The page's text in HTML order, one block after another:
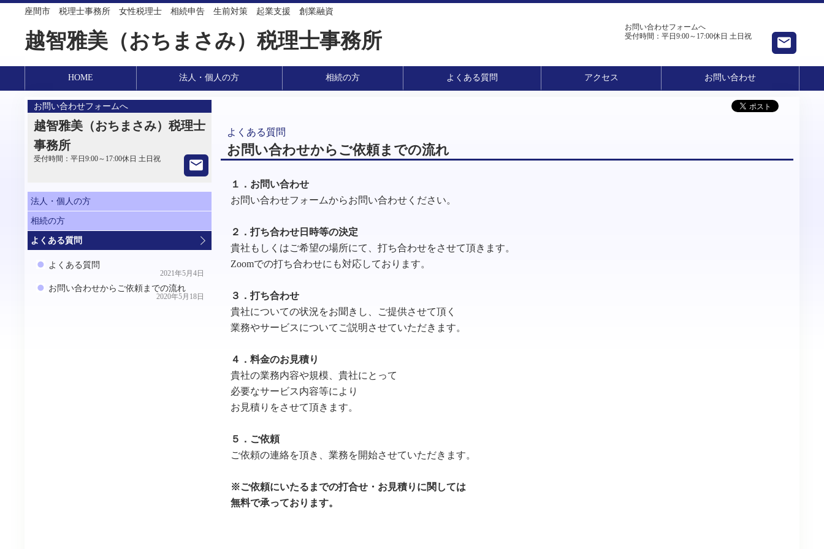
座間市 税理士事務所 女性税理士 相続申告 生前対策 起業支援 創業融資
越智雅美（おちまさみ）税理士事務所
お問い合わせフォームへ
受付時間： 平日9:00～17:00休日 土日祝
HOME 法人・個人の方 相続の方 よくある質問 アクセス お問い合わせ
よくある質問
お問い合わせからご依頼までの流れ
１．お問い合わせ
お問い合わせフォームからお問い合わせください。
２．打ち合わせ日時等の決定
貴社もしくはご希望の場所にて、打ち合わせをさせて頂きます。
Zoomでの打ち合わせにも対応しております。
３．打ち合わせ
貴社についての状況をお聞きし、ご提供させて頂く
業務やサービスについてご説明させていただきます。
４．料金のお見積り
貴社の業務内容や規模、貴社にとって
必要なサービス内容等により
お見積りをさせて頂きます。
５．ご依頼
ご依頼の連絡を頂き、業務を開始させていただきます。
※ご依頼にいたるまでの打合せ・お見積りに関しては
無料で承っております。
お問い合わせフォームへ
越智雅美（おちまさみ）税理士
事務所
受付時間： 平日9:00～17:00休日 土日祝
法人・個人の方
相続の方
よくある質問
よくある質問
2021年5月4日
お問い合わせからご依頼までの流れ
2020年5月18日